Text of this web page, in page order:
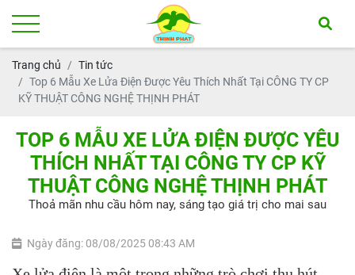
Trang chủ
Tin tức
Top 6 Mẫu Xe Lửa Điện Được Yêu Thích Nhất Tại CÔNG TY CP
KỸ THUẬT CÔNG NGHỆ THỊNH PHÁT
TOP 6 MẪU XE LỬA ĐIỆN ĐƯỢC YÊU
THÍCH NHẤT TẠI CÔNG TY CP KỸ
THUẬT CÔNG NGHỆ THỊNH PHÁT
Thoả mãn nhu cầu hôm nay, sáng tạo giá trị cho mai sau
Ngày đăng: 08/08/2025 08:43 AM